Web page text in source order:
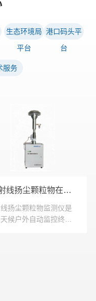
生态环境局
平台
港口码头平
台
服务
β射线扬尘颗粒物在线监测仪
扬尘颗粒物监测仪是
候户外自动监控终